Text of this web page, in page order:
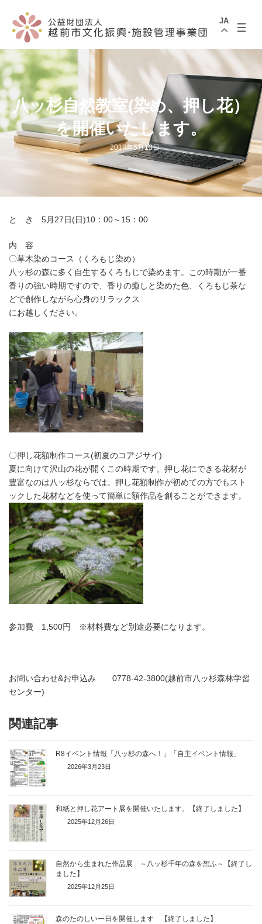
へ
ス
キ
ッ
プ
ョ
ン
に
移
動
JA
八ッ杉自然教室(染め、押し花）
を開催いたします。
2018年5月13日
と き 5月27日(日)10：00～15：00
内 容
〇草木染めコース（くろもじ染め）
八ッ杉の森に多く自生するくろもじで染めます。この時期が一番
香りの強い時期ですので、香りの癒しと染めた色、くろもじ茶な
どで創作しながら心身のリラックス
にお越しください。
〇押し花額制作コース(初夏のコアジサイ)
夏に向けて沢山の花が開くこの時期です。押し花にできる花材が
豊富なのは八ッ杉ならでは。押し花額制作が初めての方でもスト
ックした花材などを使って簡単に額作品を創ることができます。
参加費 1,500円 ※材料費など別途必要になります。
お問い合わせ&お申込み 0778-42-3800(越前市八ッ杉森林学習
センター)
関連記事
R8イベント情報「八ッ杉の森へ！」「自主イベント情報」
2026年3月23日
和紙と押し花アート展を開催いたします。【終了しました】
2025年12月26日
自然から生まれた作品展 ～八ッ杉千年の森を想ふ～【終了し
ました】
2025年12月25日
森のたのしい一日を開催します 【終了しました】